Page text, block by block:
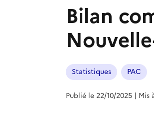
Bilan
Statistiques PAC
Publié le 22/10/2025 | Mis